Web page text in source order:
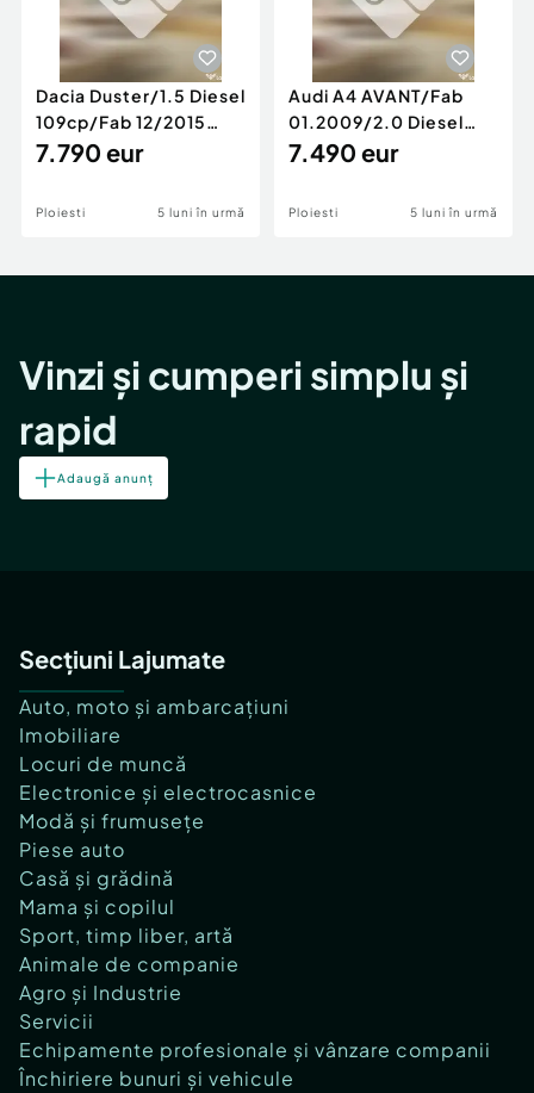
Dacia Duster/1.5 Diesel
109cp/Fab 12/2015
/Euro 5/GARANTIE 12
7.790 eur
Ploiesti 5 luni în urmă
Audi A4 AVANT/Fab
01.2009/2.0 Diesel
140cp/Posibilitate
7.490 eur
Ploiesti 5 luni în urmă
Vinzi și cumperi simplu și
rapid
Adaugă anunț
Secțiuni Lajumate
Auto, moto și ambarcațiuni
Imobiliare
Locuri de muncă
Electronice și electrocasnice
Modă și frumusețe
Piese auto
Casă și grădină
Mama și copilul
Sport, timp liber, artă
Animale de companie
Agro și Industrie
Servicii
Echipamente profesionale și vânzare companii
Închiriere bunuri și vehicule